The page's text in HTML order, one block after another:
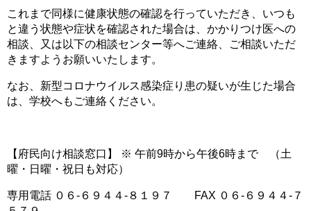
これまで同様に健康状態の確認を行っていただき、いつも
と違う状態や症状を確認された場合は、かかりつけ医への
相談、又は以下の相談センター等へご連絡、ご相談いただ
きますようお願いいたします。
なお、新型コロナウイルス感染症り患の疑いが生じた場合
は、学校へもご連絡ください。
【府民向け相談窓口】 ※ 午前9時から午後6時まで （土
曜・日曜・祝日も対応）
専用電話 ０６-６９４４-８１９７ FAX ０６-６９４４-７